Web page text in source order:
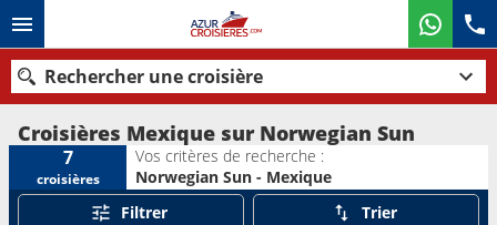
Rechercher une croisière
Nos destinations
Croisières Mexique sur Norwegian Sun
7
croisières
Vos critères de recherche :
Norwegian Sun - Mexique
Filtrer
Trier